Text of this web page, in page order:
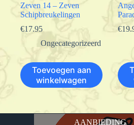
Zeven 14 – Zeven
Schipbreukelingen
€17.95
Ongecategorizeerd
Toevoegen aan
winkelwagen
€
AANBIEDING